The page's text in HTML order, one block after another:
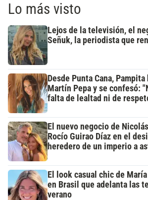
Lo más visto
Lejos de la televisión, el
Señuk, la periodista que
Desde Punta Cana,
Martín Pepa y se confesó:
falta de lealtad ni de
El nuevo negocio de
Rocío Guirao Díaz en el
heredero de un imperio a
El look casual chic de
en Brasil que adelanta las
verano